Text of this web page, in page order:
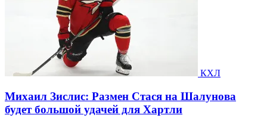
КХЛ
Михаил Зислис: Размен Стася на Шалунова
будет большой удачей для Хартли